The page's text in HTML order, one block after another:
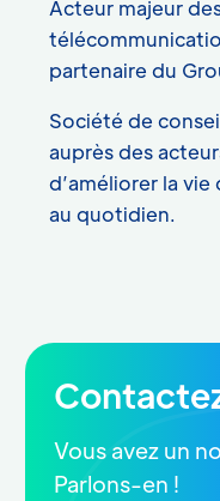
Acteur majeur
partenaire du
Société de
auprès des
d’améliorer la
au quotidien.
Vous avez un
Parlons-en !